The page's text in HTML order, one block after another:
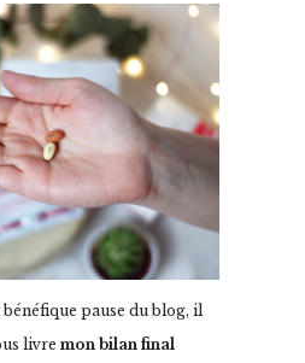
pause du blog, il
livre mon bilan final